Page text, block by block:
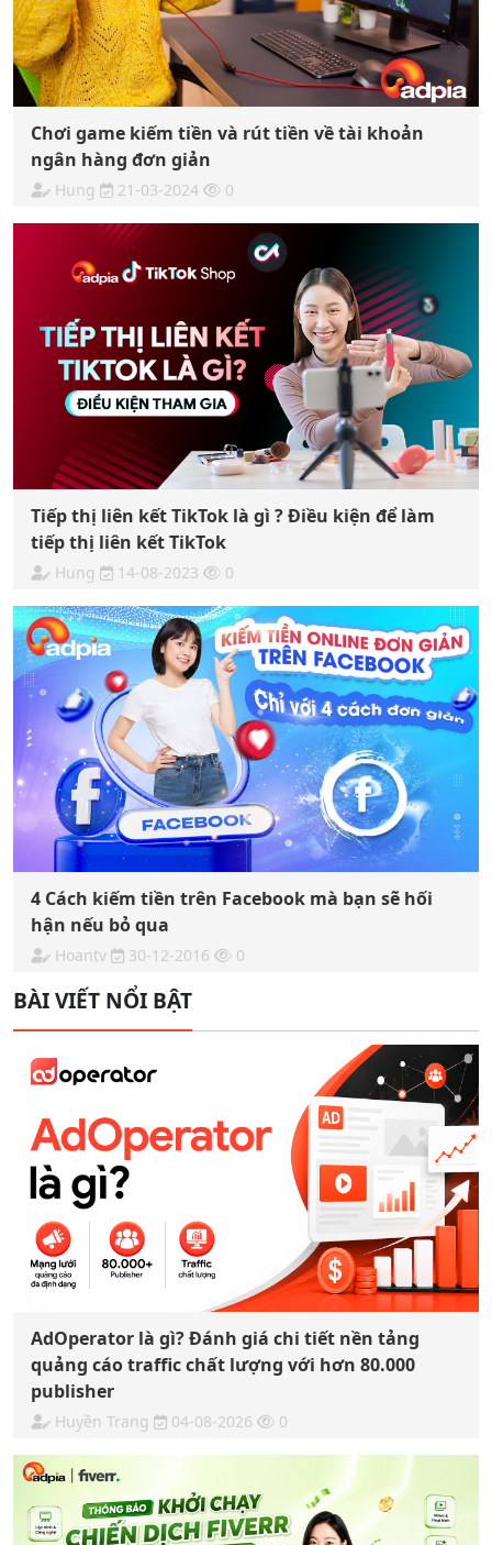
Chơi game kiếm tiền và rút tiền về tài khoản
ngân hàng đơn giản
Hung 21-03-2024 0
Tiếp thị liên kết TikTok là gì ? Điều kiện để làm
tiếp thị liên kết TikTok
Hung 14-08-2023 0
4 Cách kiếm tiền trên Facebook mà bạn sẽ hối
hận nếu bỏ qua
Hoantv 30-12-2016 0
BÀI VIẾT NỔI BẬT
AdOperator là gì? Đánh giá chi tiết nền tảng
quảng cáo traffic chất lượng với hơn 80.000
publisher
Huyền Trang 04-08-2026 0